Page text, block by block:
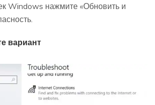
Windows нажмите «Обновить и
вариант